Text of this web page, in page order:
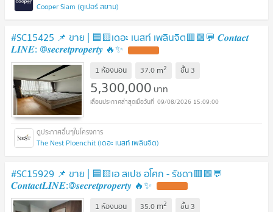
Cooper Siam (คูเปอร์ สยาม)
#SC15425 📌 ขาย | 🟦🟨เดอะ เนสท์ เพลินจิต🟥🟩💬 𝑪𝒐𝒏𝒕𝒂𝒄𝒕
𝑳𝑰𝑵𝑬: @𝒔𝒆𝒄𝒓𝒆𝒕𝒑𝒓𝒐𝒑𝒆𝒓𝒕𝒚 🔥✨
1 ห้องนอน 37.0 m2 ชั้น 3
5,300,000 บาท
09/08/2026 15:09:00
The Nest Ploenchit (เดอะ เนสท์ เพลินจิต)
#SC15929 📌 ขาย | 🟦🟨เอ สเปซ อโศก - รัชดา🟥🟩💬
𝑪𝒐𝒏𝒕𝒂𝒄𝒕𝑳𝑰𝑵𝑬:@𝒔𝒆𝒄𝒓𝒆𝒕𝒑𝒓𝒐𝒑𝒆𝒓𝒕𝒚 🔥✨
1 ห้องนอน 35.0 m2 ชั้น 3